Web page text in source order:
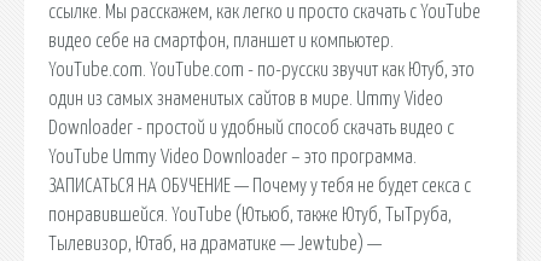
ссылке. Мы расскажем, как легко и просто скачать с YouTube
видео себе на смартфон, планшет и компьютер.
YouTube.com. YouTube.com - по-русски звучит как Ютуб, это
один из самых знаменитых сайтов в мире. Ummy Video
Downloader - простой и удобный способ скачать видео с
YouTube Ummy Video Downloader – это программа.
ЗАПИСАТЬСЯ НА ОБУЧЕНИЕ — Почему у тебя не будет секса с
понравившейся. YouTube (Ютьюб, также Ютуб, ТыТруба,
Тылевизор, Ютаб, на драматике — Jewtube) —